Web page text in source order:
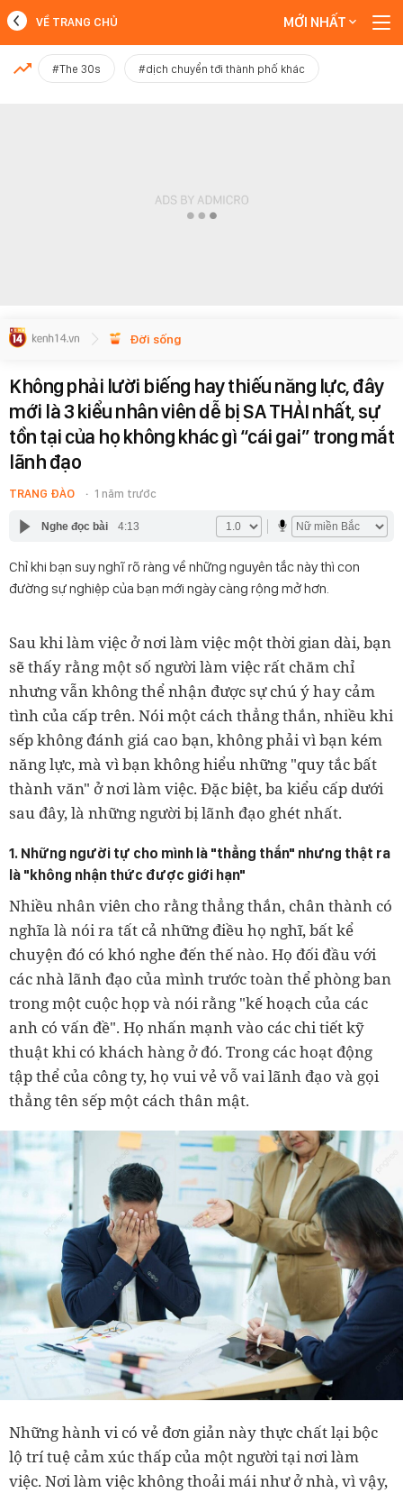
MỚI NHẤT
VỀ TRANG CHỦ MỚI NHẤT
#The 30s #dịch chuyển tới thành phố khác
Đời sống
Không phải lười biếng hay thiếu năng lực, đây
mới là 3 kiểu nhân viên dễ bị SA THẢI nhất, sự
tồn tại của họ không khác gì “cái gai” trong mắt
lãnh đạo
TRANG ĐÀO 1 năm trước
Nghe đọc bài 4:13
Chỉ khi bạn suy nghĩ rõ ràng về những nguyên tắc này thì con
đường sự nghiệp của bạn mới ngày càng rộng mở hơn.
Sau khi làm việc ở nơi làm việc một thời gian dài, bạn
sẽ thấy rằng một số người làm việc rất chăm chỉ
nhưng vẫn không thể nhận được sự chú ý hay cảm
tình của cấp trên. Nói một cách thẳng thắn, nhiều khi
sếp không đánh giá cao bạn, không phải vì bạn kém
năng lực, mà vì bạn không hiểu những "quy tắc bất
thành văn" ở nơi làm việc. Đặc biệt, ba kiểu cấp dưới
sau đây, là những người bị lãnh đạo ghét nhất.
1. Những người tự cho mình là "thẳng thắn" nhưng thật ra
là "không nhận thức được giới hạn"
Nhiều nhân viên cho rằng thẳng thắn, chân thành có
nghĩa là nói ra tất cả những điều họ nghĩ, bất kể
chuyện đó có khó nghe đến thế nào. Họ đối đầu với
các nhà lãnh đạo của mình trước toàn thể phòng ban
trong một cuộc họp và nói rằng "kế hoạch của các
anh có vấn đề". Họ nhấn mạnh vào các chi tiết kỹ
thuật khi có khách hàng ở đó. Trong các hoạt động
tập thể của công ty, họ vui vẻ vỗ vai lãnh đạo và gọi
thẳng tên sếp một cách thân mật.
Những hành vi có vẻ đơn giản này thực chất lại bộc
lộ trí tuệ cảm xúc thấp của một người tại nơi làm
việc. Nơi làm việc không thoải mái như ở nhà, vì vậy,